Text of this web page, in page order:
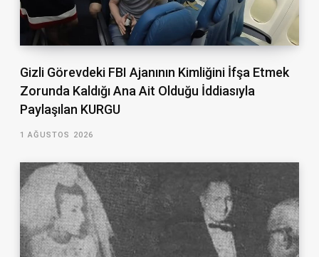
Gizli Görevdeki FBI Ajanının Kimliğini İfşa Etmek
Zorunda Kaldığı Ana Ait Olduğu İddiasıyla
Paylaşılan KURGU
1 AĞUSTOS 2026